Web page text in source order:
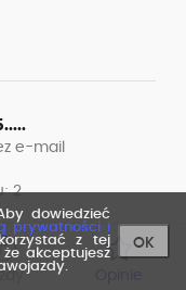
e-mail
2
Rodzaj
szkolenia
dowiedzieć
prywatności i
z tej
akceptujesz
OK